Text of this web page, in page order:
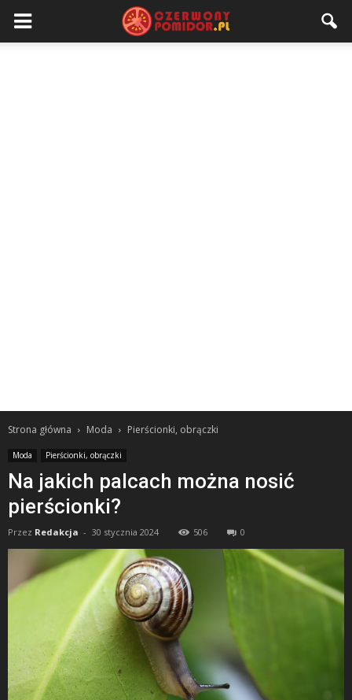
Strona główna Moda Pierścionki, obrączki
Moda Pierścionki, obrączki
Na jakich palcach można nosić
pierścionki?
Przez Redakcja - 30 stycznia 2024 506 0